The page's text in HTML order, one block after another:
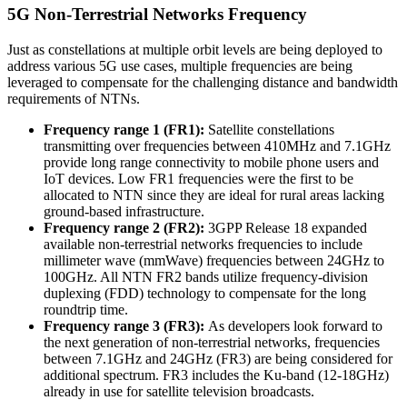
5G Non-Terrestrial Networks Frequency
Just as constellations at multiple orbit levels are being deployed to
address various 5G use cases, multiple frequencies are being
leveraged to compensate for the challenging distance and bandwidth
requirements of NTNs.
Frequency range 1 (FR1): Satellite constellations
transmitting over frequencies between 410MHz and 7.1GHz
provide long range connectivity to mobile phone users and
IoT devices. Low FR1 frequencies were the first to be
allocated to NTN since they are ideal for rural areas lacking
ground-based infrastructure.
Frequency range 2 (FR2): 3GPP Release 18 expanded
available non-terrestrial networks frequencies to include
millimeter wave (mmWave) frequencies between 24GHz to
100GHz. All NTN FR2 bands utilize frequency-division
duplexing (FDD) technology to compensate for the long
roundtrip time.
Frequency range 3 (FR3): As developers look forward to
the next generation of non-terrestrial networks, frequencies
between 7.1GHz and 24GHz (FR3) are being considered for
additional spectrum. FR3 includes the Ku-band (12-18GHz)
already in use for satellite television broadcasts.